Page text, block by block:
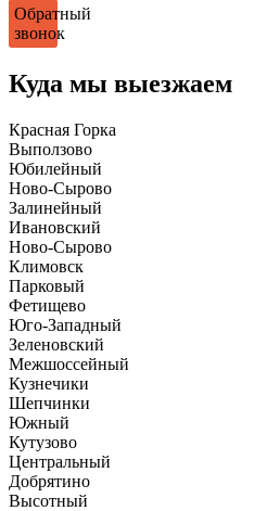
Обратный
звонок
Куда мы выезжаем
Красная Горка
Выползово
Юбилейный
Ново-Сырово
Залинейный
Ивановский
Ново-Сырово
Климовск
Парковый
Фетищево
Юго-Западный
Зеленовский
Межшоссейный
Кузнечики
Шепчинки
Южный
Кутузово
Центральный
Добрятино
Высотный